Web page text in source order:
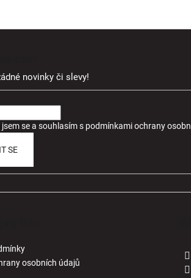
novinky či slevy!
se a souhlasíms podmínkami ochrany
SE
osobních údajů